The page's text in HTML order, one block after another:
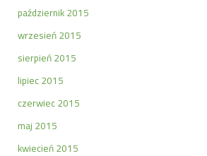
październik 2015
wrzesień 2015
sierpień 2015
lipiec 2015
czerwiec 2015
maj 2015
kwiecień 2015